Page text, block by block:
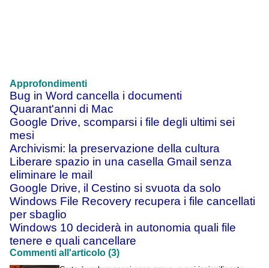
Approfondimenti
Bug in Word cancella i documenti
Quarant'anni di Mac
Google Drive, scomparsi i file degli ultimi sei
mesi
Archivismi: la preservazione della cultura
Liberare spazio in una casella Gmail senza
eliminare le mail
Google Drive, il Cestino si svuota da solo
Windows File Recovery recupera i file cancellati
per sbaglio
Windows 10 deciderà in autonomia quali file
tenere e quali cancellare
Commenti all'articolo (3)